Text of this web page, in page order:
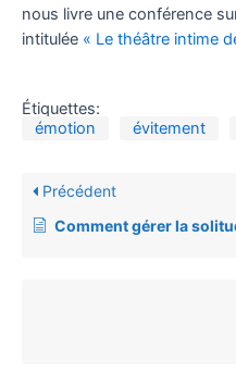
nous livre une conférence
intitulée « Le théâtre intime
Étiquettes:
émotion
évitement
Précédent
Comment gérer la